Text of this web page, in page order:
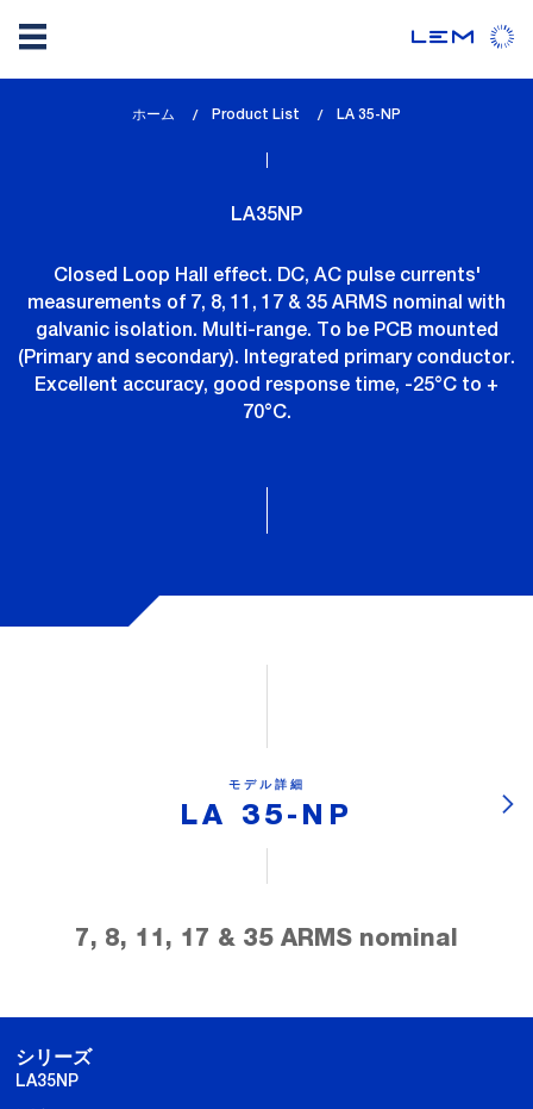
ホーム Product List
lem_current_page
LA 35-NP
LA35NP
Closed Loop Hall effect. DC, AC pulse currents'
measurements of 7, 8, 11, 17 & 35 ARMS nominal with
galvanic isolation. Multi-range. To be PCB mounted
(Primary and secondary). Integrated primary conductor.
Excellent accuracy, good response time, -25°C to +
70°C.
モデル詳細
LA 35-NP
7, 8, 11, 17 & 35 ARMS nominal
シリーズ
LA35NP